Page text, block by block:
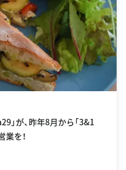
」が、昨年8月から「3&1
を！